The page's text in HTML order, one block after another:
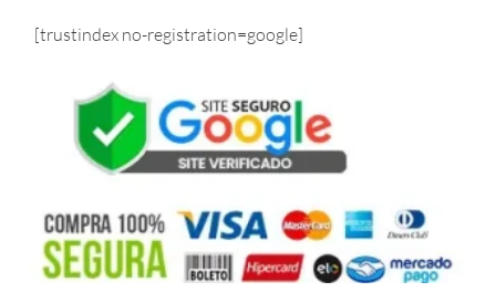
[trustindex no-registration=google]